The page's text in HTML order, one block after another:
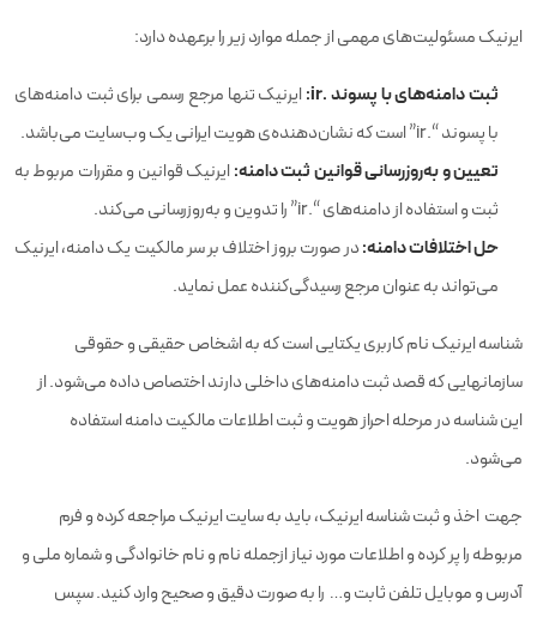
ایرنیک مسئولیت‌های مهمی از جمله موارد زیر را برعهده دارد:
ثبت دامنه‌های با پسوند .ir:
ایرنیک تنها مرجع رسمی برای ثبت دامنه‌های
با پسوند “.ir” است که نشان‌دهنده‌ی هویت ایرانی یک وب‌سایت می‌باشد.
تعیین و به‌روزرسانی قوانین ثبت دامنه:ایرنیک قوانین و مقررات مربوط به
ثبت و استفاده از دامنه‌های “.ir” را تدوین و به‌روزرسانی می‌کند.
حل اختلافات دامنه:در صورت بروز اختلاف بر سر مالکیت یک دامنه، ایرنیک
می‌تواند به عنوان مرجع رسیدگی‌کننده عمل نماید.
شناسه ایرنیک نام کاربری یکتایی است که به اشخاص حقیقی و حقوقی
سازمانهایی که قصد ثبت دامنه‌های داخلی دارند اختصاص داده می‌شود. از
این شناسه در مرحله احراز هویت و ثبت اطلاعات مالکیت دامنه استفاده
می‌شود.
جهت اخذ و ثبت شناسه ایرنیک، باید به سایت ایرنیک مراجعه کرده و فرم
مربوطه را پر کرده و اطلاعات مورد نیاز ازجمله نام و نام خانوادگی و شماره ملی و
آدرس و موبایل تلفن ثابت و… را به صورت دقیق و صحیح وارد کنید. سپس